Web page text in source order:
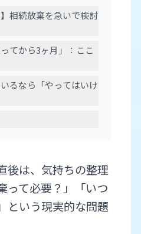
相続放棄を急いで検討
てから3ヶ月」：ここ
るなら「やってはいけ
後は、気持ちの整理
って必要？」「いつ
という現実的な問題